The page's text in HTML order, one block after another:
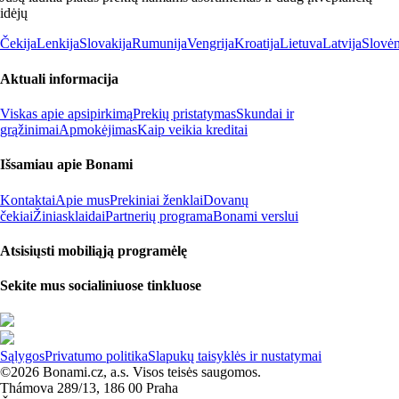
idėjų
ČekijaLenkijaSlovakijaRumunijaVengrijaKroatijaLietuvaLatvija
Aktuali informacija
Viskas apie apsipirkimąPrekių pristatymasSkundai ir
grąžinimaiApmokėjimasKaip veikia kreditai
Išsamiau apie Bonami
KontaktaiApie musPrekiniai ženklaiDovanų
čekiaiŽiniasklaidaiPartnerių programaBonami verslui
Atsisiųsti mobiliąją programėlę
Sekite mus socialiniuose tinkluose
SąlygosPrivatumo politikaSlapukų taisyklės ir nustatymai
©2026 Bonami.cz, a.s. Visos teisės saugomos.
Thámova 289/13, 186 00 Praha